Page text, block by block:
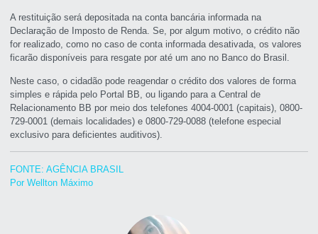
A restituição será depositada na conta bancária informada na
Declaração de Imposto de Renda. Se, por algum motivo, o crédito não
for realizado, como no caso de conta informada desativada, os valores
ficarão disponíveis para resgate por até um ano no Banco do Brasil.
Neste caso, o cidadão pode reagendar o crédito dos valores de forma
simples e rápida pelo Portal BB, ou ligando para a Central de
Relacionamento BB por meio dos telefones 4004-0001 (capitais), 0800-
729-0001 (demais localidades) e 0800-729-0088 (telefone especial
exclusivo para deficientes auditivos).
FONTE: AGÊNCIA BRASIL
Por Wellton Máximo